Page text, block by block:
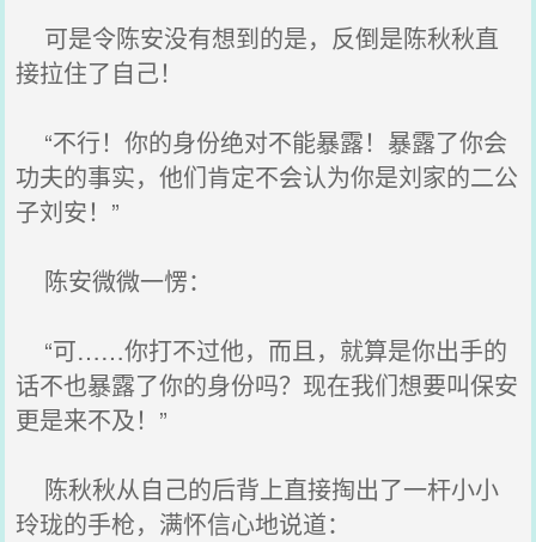
可是令陈安没有想到的是，反倒是陈秋秋直
接拉住了自己！
“不行！你的身份绝对不能暴露！暴露了你会
功夫的事实，他们肯定不会认为你是刘家的二公
子刘安！”
陈安微微一愣：
“可……你打不过他，而且，就算是你出手的
话不也暴露了你的身份吗？现在我们想要叫保安
更是来不及！”
陈秋秋从自己的后背上直接掏出了一杆小小
玲珑的手枪，满怀信心地说道：